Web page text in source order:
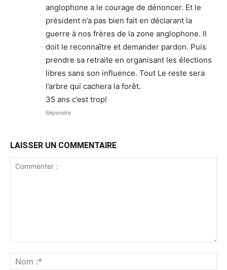
anglophone a le courage de dénoncer. Et le
président n’a pas bien fait en déclarant la
guerre à nos frères de la zone anglophone. Il
doit le reconnaître et demander pardon. Puis
prendre sa retraite en organisant les élections
libres sans son influence. Tout Le reste sera
l’arbre qui cachera la forêt.
35 ans c’est trop!
Répondre
LAISSER UN COMMENTAIRE